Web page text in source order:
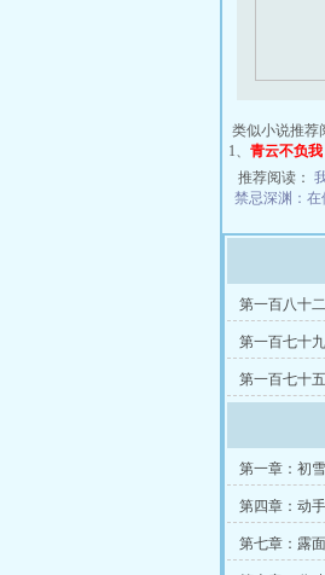
类似小说推荐
1、 青云不负
推荐阅读：
禁忌深渊：在
第一百八十
第一百七十
第一百七十
第一章：初
第四章：动手
第七章：露面